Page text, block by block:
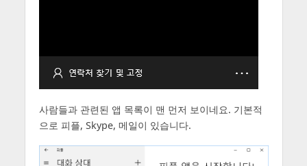
사람들과 관련된 앱 목록이 맨 먼저 보이네요. 기본적
으로 피플, Skype, 메일이 있습니다.